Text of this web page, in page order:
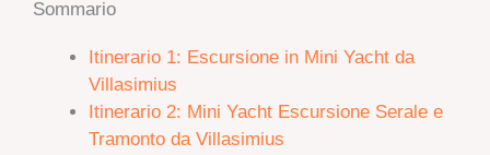
Sommario
Itinerario 1: Escursione in Mini Yacht da
Villasimius
Itinerario 2: Mini Yacht Escursione Serale e
Tramonto da Villasimius